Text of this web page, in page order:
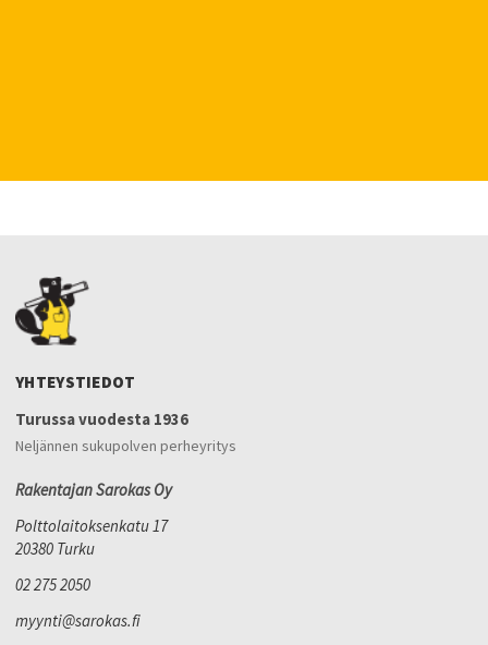
YHTEYSTIEDOT
Turussa vuodesta 1936
Neljännen sukupolven perheyritys
Rakentajan Sarokas Oy
Polttolaitoksenkatu 17
20380 Turku
02 275 2050
myynti@sarokas.fi